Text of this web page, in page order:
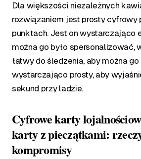
Dla większości niezależnych
rozwiązaniem jest prosty cyfrowy
punktach. Jest on wystarczająco
można go było spersonalizować,
łatwy do śledzenia, aby można go
wystarczająco prosty, aby
sekund przy ladzie.
Cyfrowe karty
karty z pieczątkami:
kompromisy